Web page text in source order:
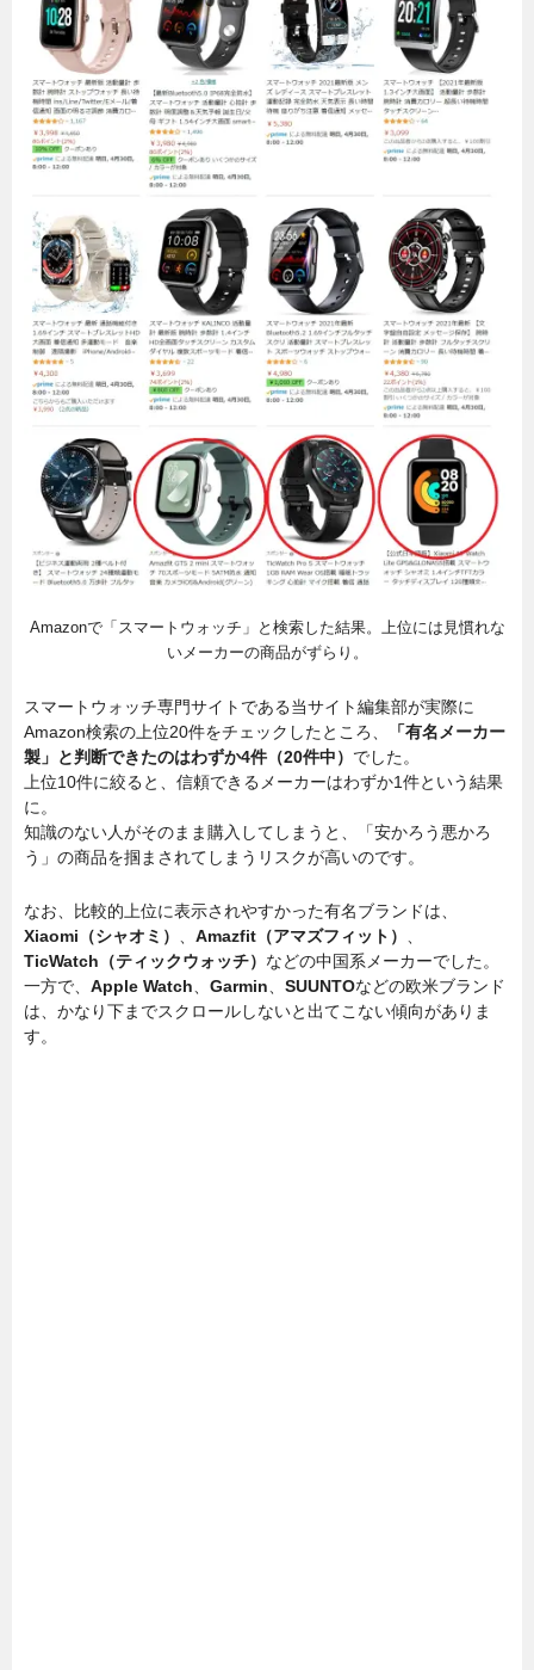
Amazonで「スマートウォッチ」と検索した結果。上位には見慣れな
いメーカーの商品がずらり。
スマートウォッチ専門サイトである当サイト編集部が実際に
Amazon検索の上位20件をチェックしたところ、
「有名メーカー
製」と判断できたのはわずか4件（20件中） でした。
上位10件に絞ると、信頼できるメーカーはわずか1件という結果
に。
知識のない人がそのまま購入してしまうと、「安かろう悪かろ
う」の商品を掴まされてしまうリスクが高いのです。
なお、比較的上位に表示されやすかった有名ブランドは、
Xiaomi（シャオミ） 、 Amazfit（アマズフィット） 、
TicWatch（ティックウォッチ） などの中国系メーカーでした。
一方で、 Apple Watch、 Garmin、 SUUNTOなどの欧米ブランド
は、かなり下までスクロールしないと出てこない傾向がありま
す。